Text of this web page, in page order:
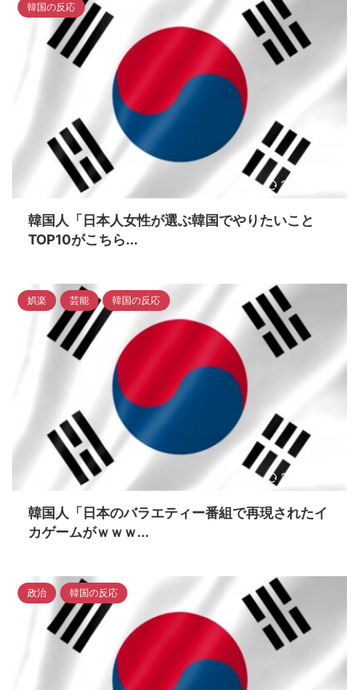
2023/4/16
韓国の反応
韓国人「日本人女性が選ぶ韓国でやりたいこと
TOP10がこちら...
2023/4/16
娯楽 芸能 韓国の反応
韓国人「日本のバラエティー番組で再現されたイ
カゲームがｗｗｗ...
政治 韓国の反応